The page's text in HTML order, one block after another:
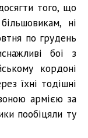
того, що
ні
по грудень
бої з
кордоні
їхні тодішні
армією за
пообіцяли ту